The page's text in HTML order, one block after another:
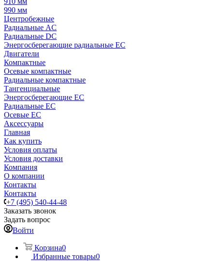
990 мм
Центробежные
Радиальные AC
Радиальные DC
Энергосберегающие радиальные EC
Двигатели
Компактные
Осевые компактные
Радиальные компактные
Тангенциальные
Энергосберегающие EC
Радиальные EC
Осевые EC
Аксессуары
Главная
Как купить
Условия оплаты
Условия доставки
Компания
О компании
Контакты
Контакты
+7 (495) 540-44-48
Заказать звонок
Задать вопрос
Войти
Корзина0
Избранные товары0